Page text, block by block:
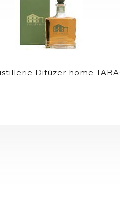
Difúzer home